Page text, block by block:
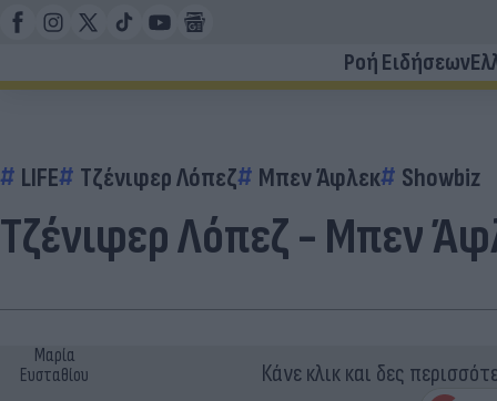
Ροή Ειδήσεων
LIFE Τζένιφερ Λόπεζ Μπεν Άφλεκ Showbiz
Τζένιφερ Λόπεζ - Μπεν
Μαρία
Ευσταθίου
Κάνε κλικ και δες